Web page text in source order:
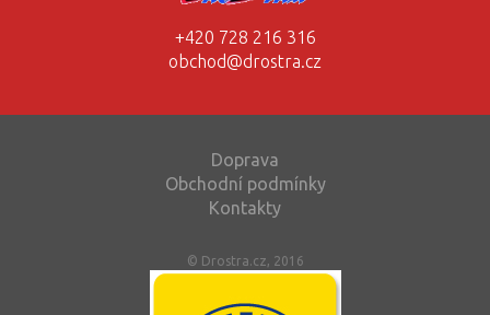
+420 728 216 316
obchod@drostra.cz
Doprava
Obchodní podmínky
Kontakty
© Drostra.cz, 2016